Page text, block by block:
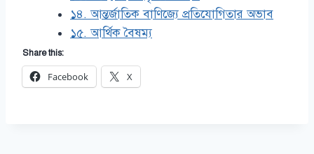
১৪. আন্তর্জাতিক বাণিজ্যে প্রতিযোগিতার অভাব
১৫. আর্থিক বৈষম্য
Share this:
Facebook X